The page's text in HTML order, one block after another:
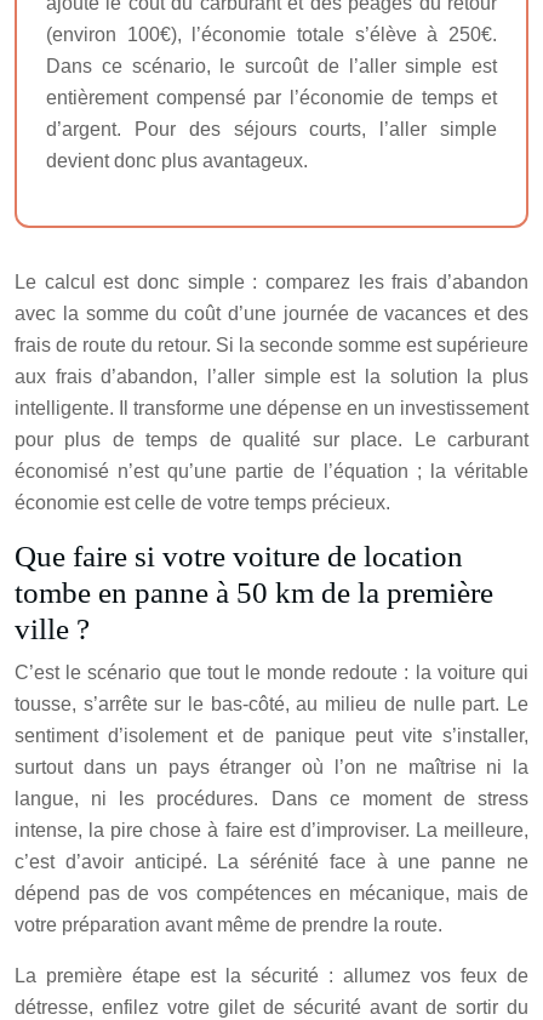
(environ 100€), l’économie totale s’élève à 250€.
Dans ce scénario, le surcoût de l’aller simple est
entièrement compensé par l’économie de temps et
d’argent. Pour des séjours courts, l’aller simple
devient donc plus avantageux.
Le calcul est donc simple : comparez les frais d’abandon
avec la somme du coût d’une journée de vacances et des
frais de route du retour. Si la seconde somme est supérieure
aux frais d’abandon, l’aller simple est la solution la plus
intelligente. Il transforme une dépense en un investissement
pour plus de temps de qualité sur place. Le carburant
économisé n’est qu’une partie de l’équation ; la véritable
économie est celle de votre temps précieux.
Que faire si votre voiture de location
tombe en panne à 50 km de la première
ville ?
C’est le scénario que tout le monde redoute : la voiture qui
tousse, s’arrête sur le bas-côté, au milieu de nulle part. Le
sentiment d’isolement et de panique peut vite s’installer,
surtout dans un pays étranger où l’on ne maîtrise ni la
langue, ni les procédures. Dans ce moment de stress
intense, la pire chose à faire est d’improviser. La meilleure,
c’est d’avoir anticipé. La sérénité face à une panne ne
dépend pas de vos compétences en mécanique, mais de
votre préparation avant même de prendre la route.
La première étape est la sécurité : allumez vos feux de
détresse, enfilez votre gilet de sécurité avant de sortir du